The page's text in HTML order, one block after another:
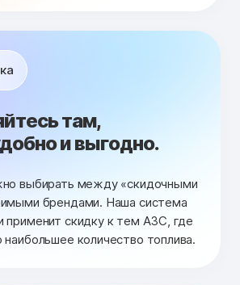
там,
и выгодно.
выбирать между «скидочными
брендами. Наша система
применит скидку к тем АЗС, где
количество топлива.